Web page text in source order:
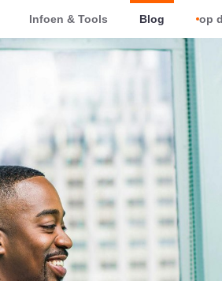
Infoen & Tools Blog op